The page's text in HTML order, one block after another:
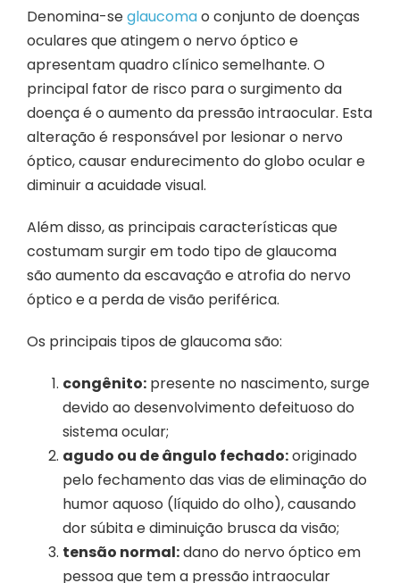
Denomina-seglaucomao conjunto de doenças
oculares que atingem o nervo óptico e
apresentam quadro clínico semelhante. O
principal fator de risco para o surgimento da
doença é o aumento da pressão intraocular. Esta
alteração é responsável por lesionar o nervo
óptico, causar endurecimento do globo ocular e
diminuir a acuidade visual.
Além disso, as principais características que
costumam surgir em todo tipo de glaucoma
são aumento da escavação e atrofia do nervo
óptico e a perda de visão periférica.
Os principais tipos de glaucoma são:
congênito: presente no nascimento, surge
devido ao desenvolvimento defeituoso do
sistema ocular;
agudo ou de ângulo fechado:originado
pelo fechamento das vias de eliminação do
humor aquoso (líquido do olho), causando
dor súbita e diminuição brusca da visão;
tensão normal:dano do nervo óptico em
pessoa que tem a pressão intraocular